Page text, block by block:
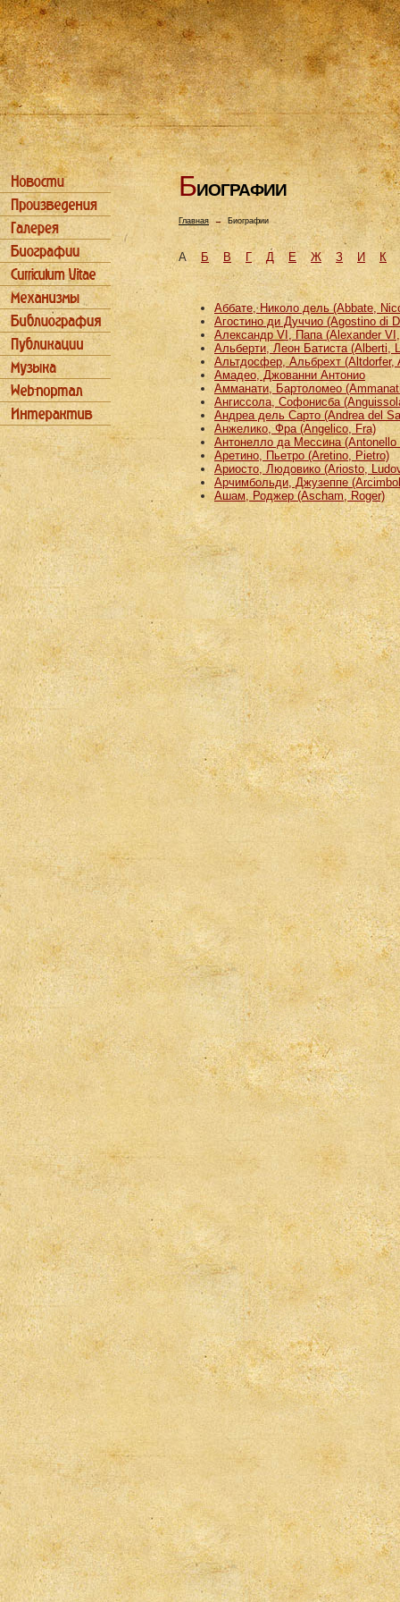
БИОГРАФИИ
Главная→ Биографии
А Б В Г Д Е Ж З И К
Аббате, Николо дель (Abbate,
Агостино ди Дуччио (Agostino di
Александр VI, Папа (Alexander
Альберти, Леон Батиста (Alberti,
Альтдосфер, Альбрехт (Altdorfer,
Амадео, Джованни Антонио
Амманати, Бартоломео
Ангиссола, Софонисба
Андреа дель Сарто (Andrea del
Анжелико, Фра (Angelico, Fra)
Антонелло да Мессина (Antonello
Аретино, Пьетро (Aretino, Pietro)
Ариосто, Людовико (Ariosto,
Арчимбольди, Джузеппе
Ашам, Роджер (Ascham, Roger)